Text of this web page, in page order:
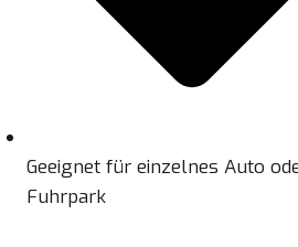
Geeignet für einzelnes Auto
Fuhrpark